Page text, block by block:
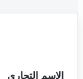
الإسم التجاري